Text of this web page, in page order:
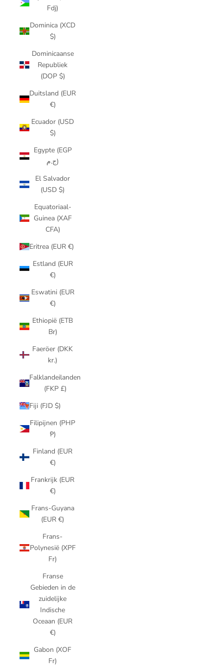
Fdj)
Dominica (XCD
$)
Dominicaanse
Republiek
(DOP $)
Duitsland (EUR
€)
Ecuador (USD
$)
Egypte (EGP
ج.م)
El Salvador
(USD $)
Equatoriaal-
Guinea (XAF
CFA)
Eritrea (EUR €)
Estland (EUR
€)
Eswatini (EUR
€)
Ethiopië (ETB
Br)
Faeröer (DKK
kr.)
Falklandeilanden
(FKP £)
Fiji (FJD $)
Filipijnen (PHP
₱)
Finland (EUR
€)
Frankrijk (EUR
€)
Frans-Guyana
(EUR €)
Frans-
Polynesië (XPF
Fr)
Franse
Gebieden in de
zuidelijke
Indische
Oceaan (EUR
€)
Gabon (XOF
Fr)